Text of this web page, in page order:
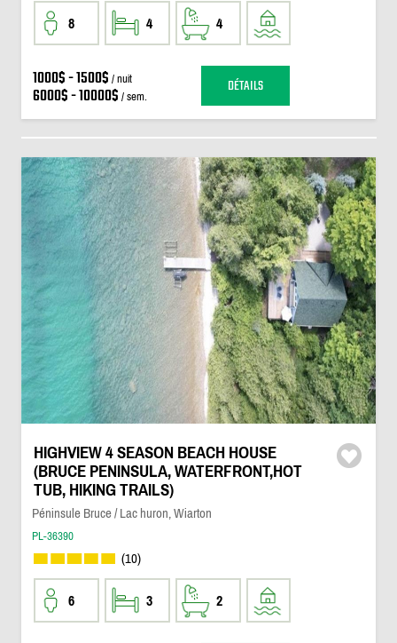
8 4 4
1000$ - 1500$ / nuit
6000$ - 10000$ / sem. DÉTAILS
HIGHVIEW 4 SEASON BEACH HOUSE
(BRUCE PENINSULA, WATERFRONT,HOT
TUB, HIKING TRAILS)
Péninsule Bruce / Lac huron, Wiarton
PL-36390
(10)
6 3 2